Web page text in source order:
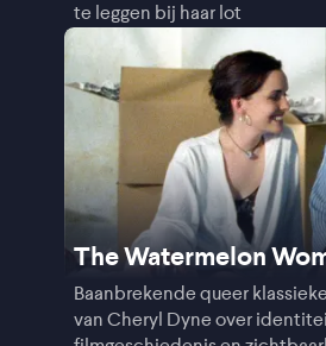
te leggen bij haar lot
The Watermelon
Baanbrekende queer
van Cheryl Dyne over